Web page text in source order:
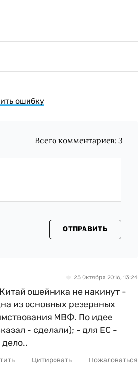
ошибку
Всего комментариев:3
ОТПРАВИТЬ
25 Октября 2016, 13:24
ошейника не накинут -
из основных резервных
МВФ. По идее
- сделали); - для ЕС -
дело..
Цитировать Пожаловаться